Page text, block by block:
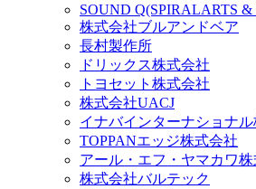
SOUND Q(SPIRALARTS &
株式会社ブルアンドベア
長村製作所
ドリックス株式会社
‎トヨセット株式会社
株式会社UACJ
イナバインターナショナ
TOPPANエッジ株式会社
アール・エフ・ヤマカワ株
株式会社バルテック